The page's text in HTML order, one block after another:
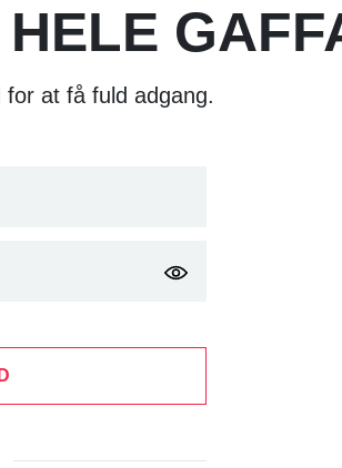
for at få fuld adgang.